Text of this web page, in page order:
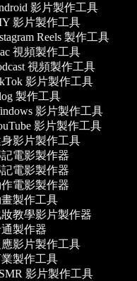
影片製作工具
影片製作工具
Reels 製作工具
視頻製作工具
視頻製作工具
影片製作工具
製作工具
影片製作工具
影片製作工具
影片製作工具
電影製作器
電影製作器
電影製作器
製作工具
教學影片製作器
製作器
影片製作工具
製作工具
影片製作工具